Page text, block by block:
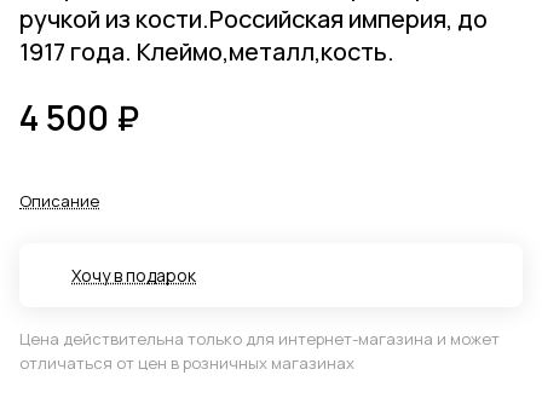
ручкой из кости.Российская империя, до
1917 года. Клеймо,металл,кость.
4 500 ₽
Описание
Хочу в подарок
Цена действительна только для интернет-магазина и может
отличаться от цен в розничных магазинах